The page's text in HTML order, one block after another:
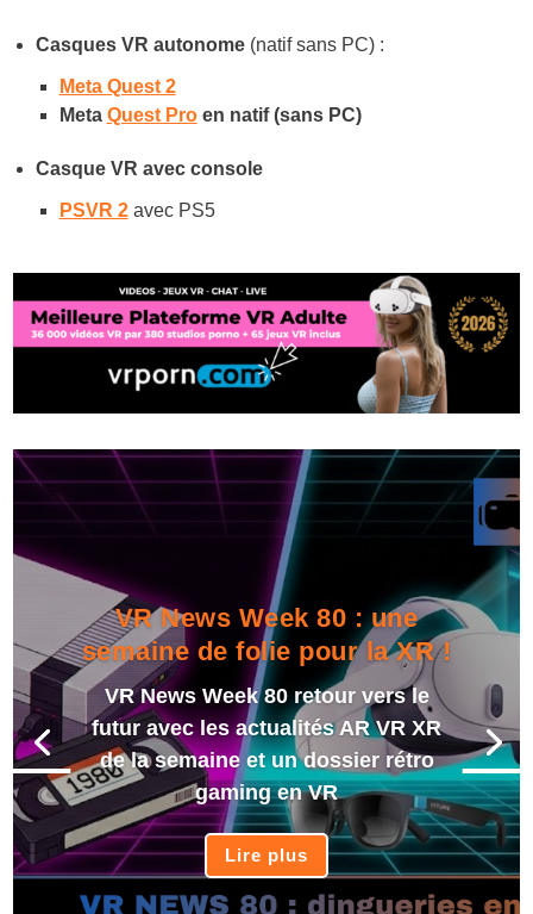
Casques VR autonome (natif sans PC) :
Meta Quest 2
Meta Quest Proen natif (sans PC)
Casque VR avec console
PSVR 2avec PS5
VR News Week 80 : une
semaine de folie pour la XR !
VR News Week 80 retour vers le
futur avec les actualités AR VR XR
de la semaine et un dossier rétro
gaming en VR
Lire plus